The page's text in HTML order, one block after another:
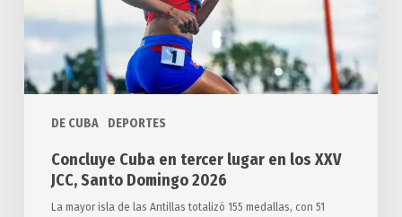
DE CUBA DEPORTES
JCC,
Santo
Concluye Cuba en tercer lugar en los XXV
JCC, Santo Domingo 2026
La mayor isla de las Antillas totalizó 155 medallas, con 51